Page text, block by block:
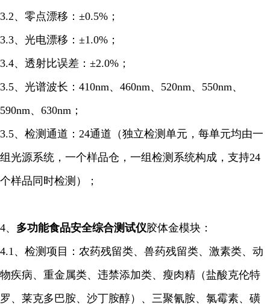
3.2、零点漂移：±0.5%；
3.3、光电漂移：±1.0%；
3.4、透射比误差：±2.0%；
3.5、光谱波长：410nm、460nm、520nm、550nm、
590nm、630nm；
3.5、检测通道：24通道（独立检测单元，每单元均由一
组光源系统，一个样品仓，一组检测系统构成，支持24
个样品同时检测）；
4、 多功能食品安全综合测试仪胶体金模块：
4.1、检测项目：农药残留类、兽药残留类、激素类、动
物疾病、重金属类、违禁添加类、瘦肉精（盐酸克伦特
罗、莱克多巴胺、沙丁胺醇）、三聚氰胺、氯霉素、磺